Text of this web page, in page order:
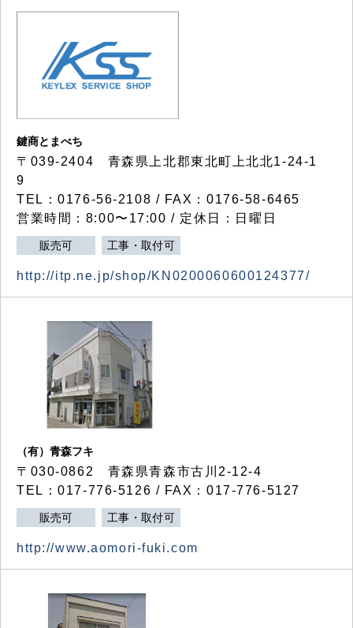
鍵商とまべち
〒039-2404 青森県上北郡東北町上北北1-24-1
9
TEL：0176-56-2108 / FAX：0176-58-6465
営業時間：8:00〜17:00 / 定休日：日曜日
販売可 工事・取付可
http://itp.ne.jp/shop/KN0200060600124377/
（有）青森フキ
〒030-0862 青森県青森市古川2-12-4
TEL：017-776-5126 / FAX：017-776-5127
販売可 工事・取付可
http://www.aomori-fuki.com